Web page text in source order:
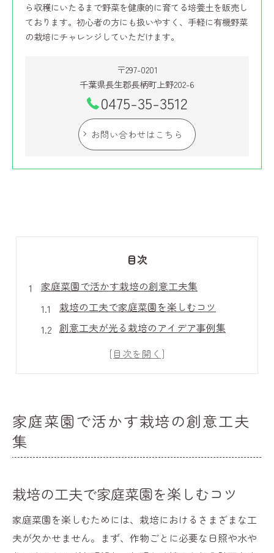
ら収穫にいたるまで野菜を健康的に育てる培養土を販売し
ております。初心者の方にも扱いやすく、手軽に有機野菜
の栽培にチャレンジしていただけます。
〒297-0201
千葉県長生郡長柄町上野202-6
0475-35-3512
お問い合わせはこちら
目次
家庭菜園で活かす栽培の創意工夫集
栽培の工夫で家庭菜園を楽しむコツ
創意工夫が光る栽培のアイデア事例集
失敗しないための栽培計画と工夫法
初心者が知るべき栽培成功の秘訣
初心者向け栽培で押さえる基本のポイント
栽培のコツと失敗しないための工夫集
トラブルに強い栽培方法の選び方
育てやすい野菜選びと失敗回避の知恵
家庭菜園で活かす栽培の創意工夫
集
栽培の工夫で家庭菜園を楽しむコツ
家庭菜園を楽しむためには、栽培におけるさまざまな工
夫が欠かせません。まず、作物ごとに必要な日照や水や